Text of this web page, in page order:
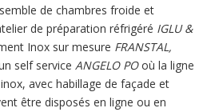
de chambres froide et
de préparation réfrigéré IGLU &
Inox sur mesure FRANSTAL,
self service ANGELO POoù la ligne
avec habillage de façade et
être disposés en ligne ou en